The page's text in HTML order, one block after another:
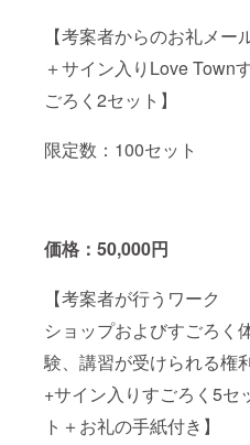
【考案者からのお礼メー
＋サイン入りLove Town
ごろく2セット】
限定数：100セット
価格：50,000円
【考案者が行うワーク
ショップおよびすごろく
験、講習が受けられる権
+サイン入りすごろく5セ
ト＋お礼の手紙付き】